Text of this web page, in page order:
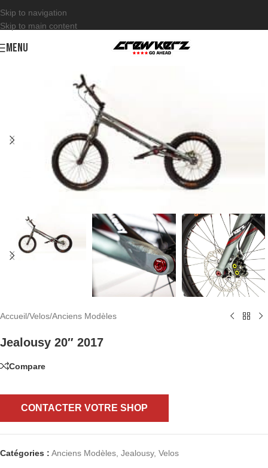
Skip to navigation
Skip to main content
MENU
Accueil/Velos/Anciens Modèles
Jealousy 20″ 2017
CONTACTER VOTRE SHOP
Compare
Catégories : Anciens Modèles Jealousy, Velos